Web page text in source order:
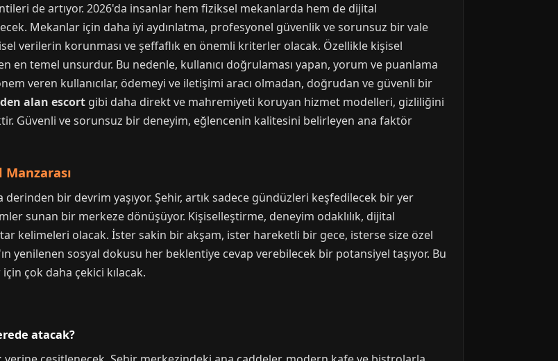
de artıyor. 2026'da insanlar hem fiziksel mekanlarda hem de dijital
Mekanlar için daha iyi aydınlatma, profesyonel güvenlik ve sorunsuz bir vale
verilerin korunması ve şeffaflık en önemli kriterler olacak. Özellikle kişisel
en temel unsurdur. Bu nedenle, kullanıcı doğrulaması yapan, yorum ve puanlama
veren kullanıcılar, ödemeyi ve iletişimi aracı olmadan, doğrudan ve güvenli bir
alan escort gibi daha direkt ve mahremiyeti koruyan hizmet modelleri, gizliliğini
Güvenli ve sorunsuz bir deneyim, eğlencenin kalitesini belirleyen ana faktör
Manzarası
bir devrim yaşıyor. Şehir, artık sadece gündüzleri keşfedilecek bir yer
sunan bir merkeze dönüşüyor. Kişiselleştirme, deneyim odaklılık, dijital
kelimeleri olacak. İster sakin bir akşam, ister hareketli bir gece, isterse size özel
yenilenen sosyal dokusu her beklentiye cevap verebilecek bir potansiyel taşıyor. Bu
çok daha çekici kılacak.
atacak?